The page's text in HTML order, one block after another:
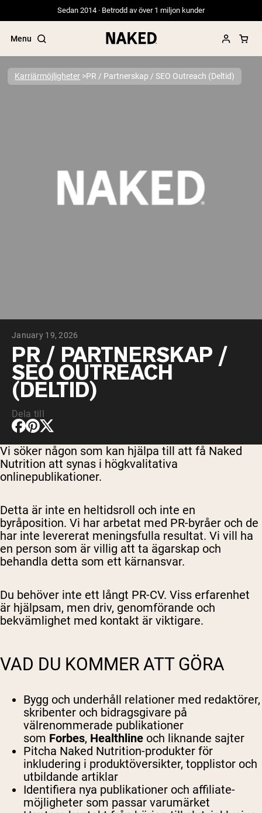
Sedan 2014 · Betrodd av över 1 miljon kunder
Menu
”Micellar Casein“
VEGAN PROTEIN
Ärtprotein
Jordnötssmör
Fröproteinpulver
Ekologiskt risprotein
Proteindrinkar
Karriärmöjligheter PR / Partnerskap / SEO Outreach (Deltid)
January 19, 2026
PR / PARTNERSKAP /
SEO OUTREACH
(DELTID)
Dela till
Vi söker någon som kan hjälpa till att få Naked
Nutrition att synas i högkvalitativa
onlinepublikationer.
Detta är inte en heltidsroll och inte en
byråposition. Vi har arbetat med PR-byråer och de
har inte levererat meningsfulla resultat. Vi vill ha
en person som är villig att ta ägarskap och
behandla detta som ett kärnansvar.
Du behöver inte ett långt PR-CV. Viss erfarenhet
är hjälpsam, men driv, genomförande och
bekvämlighet med kontakt är viktigare.
VAD DU KOMMER ATT GÖRA
Bygg och underhåll relationer med redaktörer,
skribenter och bidragsgivare på
välrenommerade publikationer
som Forbes, Healthline och liknande sajter
Pitcha Naked Nutrition-produkter för
inkludering i produktöversikter, topplistor och
utbildande artiklar
Identifiera nya publikationer och affiliate-
möjligheter som passar varumärket